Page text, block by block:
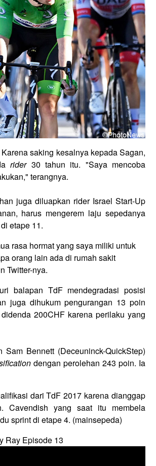
saking kesalnya kepada Sagan,
rider30 tahun itu. "Saya mencoba
terangnya.
juga diluapkan rider Israel Start-Up
harus mengerem laju sepedanya
etape 11.
rasa hormat yang saya miliki untuk
orang lain ada di rumah sakit
Twitter-nya.
balapan TdF mendegradasi posisi
juga dihukum pengurangan 13 poin
200CHF karena perilaku yang
Bennett (Deceuninck-QuickStep)
dengan perolehan 243 poin. Ia
dari TdF 2017 karena dianggap
Cavendish yang saat itu membela
sprint di etape 4. (mainsepeda)
Ray Episode 13